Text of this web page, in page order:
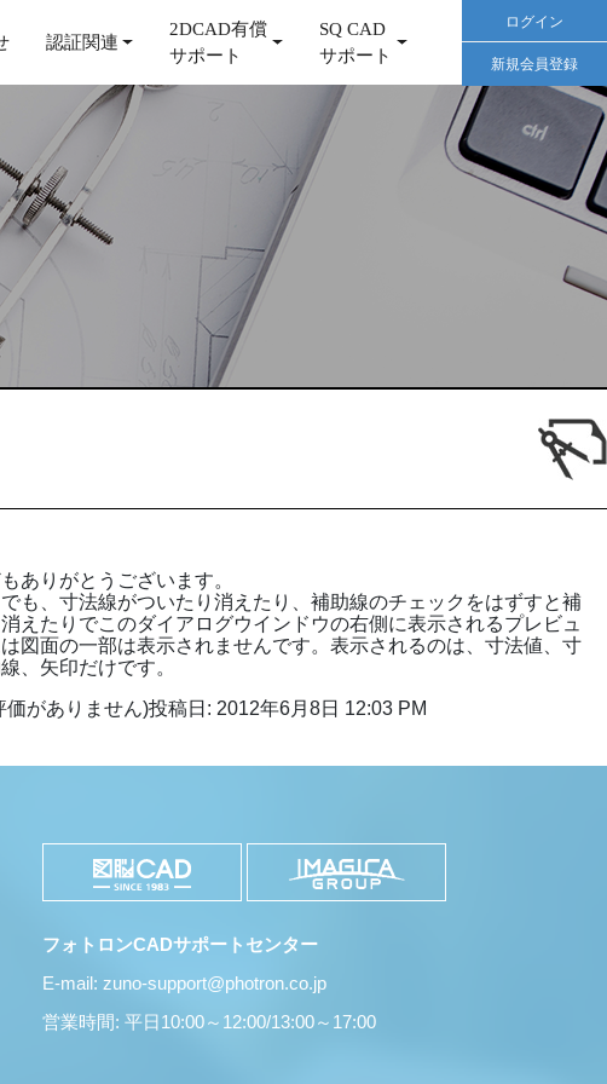
認証関連
2DCAD有償
サポート
SQ CAD
サポート
ログイン
新規会員登録
ありがとうございます。
も、寸法線がついたり消えたり、補助線のチェックをはずすと補
えたりでこのダイアログウインドウの右側に表示されるプレビュ
図面の一部は表示されませんです。表示されるのは、寸法値、寸
、矢印だけです。
がありません)投稿日: 2012年6月8日 12:03 PM
フォトロンCADサポートセンター
E-mail: zuno-support@photron.co.jp
営業時間: 平日10:00～12:00/13:00～17:00